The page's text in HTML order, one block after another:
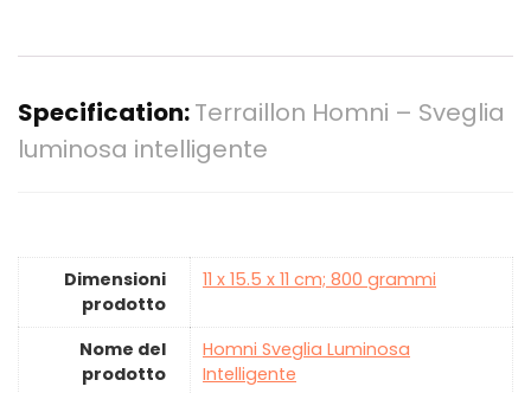
Specification:Terraillon Homni – Sveglia
luminosa intelligente
Dimensioni
prodotto
‎11 x 15.5 x 11 cm; 800 grammi
Nome del
prodotto
‎Homni Sveglia Luminosa
Intelligente